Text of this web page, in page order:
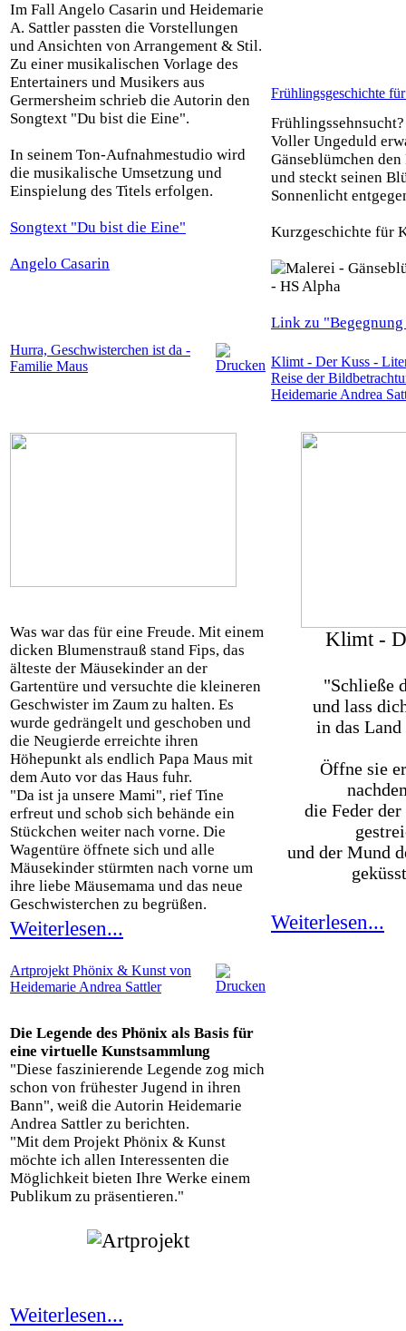
Im Fall Angelo Casarin und Heidemarie
A. Sattler passten die Vorstellungen
und Ansichten von Arrangement & Stil.
Zu einer musikalischen Vorlage des
Entertainers und Musikers aus
Germersheim schrieb die Autorin den
Songtext "Du bist die Eine".
In seinem Ton-Aufnahmestudio wird
die musikalische Umsetzung und
Einspielung des Titels erfolgen.
Songtext "Du bist die Eine"
Angelo Casarin
Hurra, Geschwisterchen ist da -
Familie Maus
Was war das für eine Freude. Mit einem
dicken Blumenstrauß stand Fips, das
älteste der Mäusekinder an der
Gartentüre und versuchte die kleineren
Geschwister im Zaum zu halten. Es
wurde gedrängelt und geschoben und
die Neugierde erreichte ihren
Höhepunkt als endlich Papa Maus mit
dem Auto vor das Haus fuhr.
"Da ist ja unsere Mami", rief Tine
erfreut und schob sich behände ein
Stückchen weiter nach vorne. Die
Wagentüre öffnete sich und alle
Mäusekinder stürmten nach vorne um
ihre liebe Mäusemama und das neue
Geschwisterchen zu begrüßen.
Weiterlesen...
Artprojekt Phönix & Kunst von
Heidemarie Andrea Sattler
Die Legende des Phönix als Basis für
eine virtuelle Kunstsammlung
"Diese faszinierende Legende zog mich
schon von frühester Jugend in ihren
Bann", weiß die Autorin Heidemarie
Andrea Sattler zu berichten.
"Mit dem Projekt Phönix & Kunst
möchte ich allen Interessenten die
Möglichkeit bieten Ihre Werke einem
Publikum zu präsentieren."
Weiterlesen...
Frühlingsgeschichte
Frühlingssehnsucht?
Voller Ungeduld
Gänseblümchen
und steckt seinen
Sonnenlicht
Kurzgeschichte für
Link zu
Klimt - Der Kuss -
Reise der
Heidemarie Andrea
Klimt -
"Schließe
und lass
in das
Öffne sie
die Feder
und der Mund
Weiterlesen...